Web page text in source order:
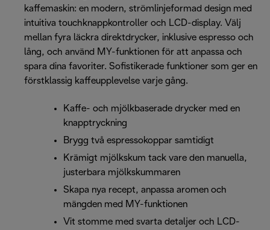
kaffemaskin: en modern, strömlinjeformad design med
intuitiva touchknappkontroller och LCD-display. Välj
mellan fyra läckra direktdrycker, inklusive espresso och
lång, och använd MY-funktionen för att anpassa och
spara dina favoriter. Sofistikerade funktioner som ger en
förstklassig kaffeupplevelse varje gång.
Kaffe- och mjölkbaserade drycker med en
knapptryckning
Brygg två espressokoppar samtidigt
Krämigt mjölkskum tack vare den manuella,
justerbara mjölkskummaren
Skapa nya recept, anpassa aromen och
mängden med MY-funktionen
Vit stomme med svarta detaljer och LCD-